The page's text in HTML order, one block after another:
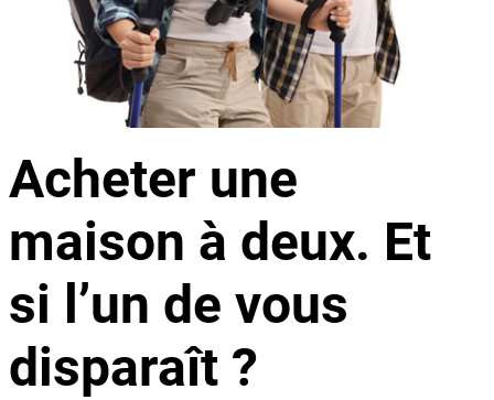
Acheter une
maison à deux. Et
si l’un de vous
disparaît ?